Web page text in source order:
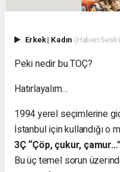
Erkek| Kadın (Haberi Sesli
Peki nedir bu TOÇ?
Hatırlayalım…
1994 yerel seçimlerine
İstanbul için kullandığı o
3Ç “Çöp, çukur,
Bu üç temel sorun